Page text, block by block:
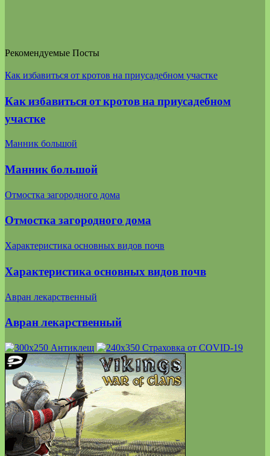
Рекомендуемые Посты
Как избавиться от кротов на приусадебном участке
Как избавиться от кротов на приусадебном
участке
Манник большой
Манник большой
Отмостка загородного дома
Отмостка загородного дома
Характеристика основных видов почв
Характеристика основных видов почв
Авран лекарственный
Авран лекарственный